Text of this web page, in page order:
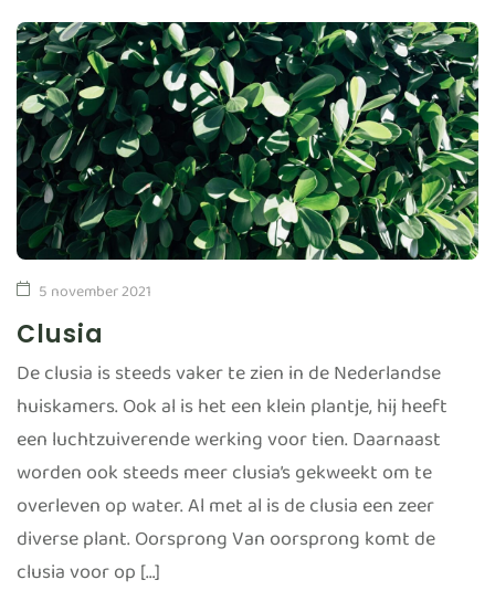
5 november 2021
Clusia
De clusia is steeds vaker te zien in de Nederlandse
huiskamers. Ook al is het een klein plantje, hij heeft
een luchtzuiverende werking voor tien. Daarnaast
worden ook steeds meer clusia’s gekweekt om te
overleven op water. Al met al is de clusia een zeer
diverse plant. Oorsprong Van oorsprong komt de
clusia voor op […]